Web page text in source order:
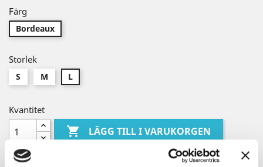
Färg
Bordeaux
Storlek
S M L
Kvantitet
 LÄGG TILL I VARUKORGEN
Beställningsvara ca 1-2 veckor